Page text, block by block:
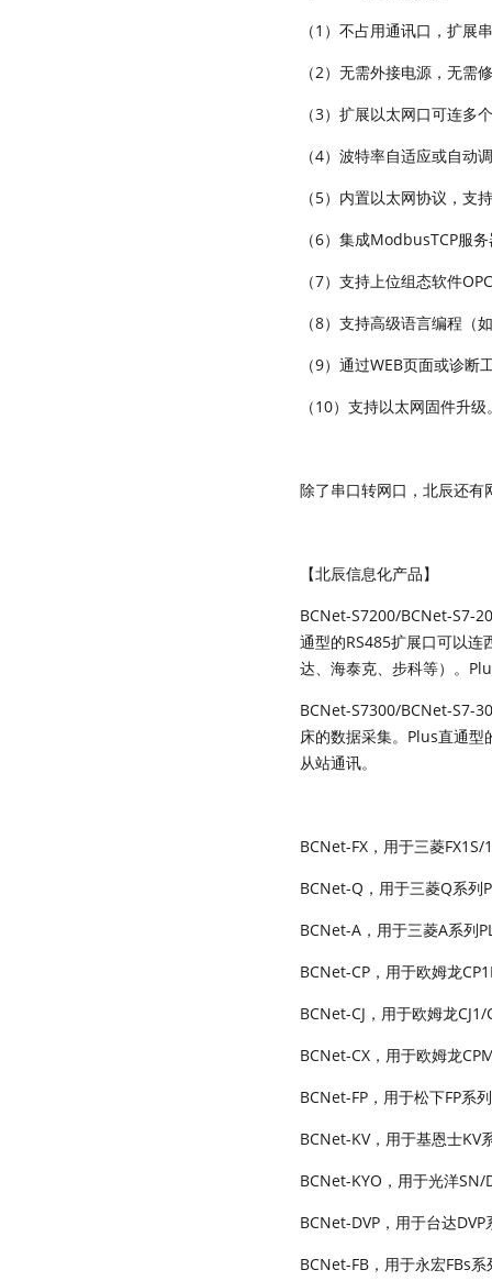
（1）不占用通讯口，扩展
（2）无需外接电源，无需
（3）扩展以太网口可连多
（4）波特率自适应或自动
（5）内置以太网协议，支
（6）集成ModbusTCP服
（7）支持上位组态软件
（8）支持高级语言编程（
（9）通过WEB页面或诊
（10）支持以太网固件升级
除了串口转网口，北辰还有
【北辰信息化产品】
BCNet-S7200/BCNet-S7-
通型的RS485扩展口可以连
达、海泰克、步科等）。
BCNet-S7300/BCNet-S7-
床的数据采集。Plus直通型
从站通讯。
BCNet-FX，用于三菱
BCNet-Q，用于三菱Q系列
BCNet-A，用于三菱A系列
BCNet-CP，用于欧姆龙
BCNet-CJ，用于欧姆龙
BCNet-CX，用于欧姆龙
BCNet-FP，用于松下FP系
BCNet-KV，用于基恩士KV
BCNet-KYO，用于光洋SN/
BCNet-DVP，用于台达
BCNet-FB，用于永宏FBs